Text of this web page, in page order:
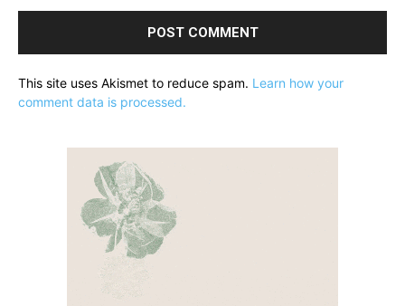
This site uses Akismet to reduce spam. Learn how your
comment data is processed.